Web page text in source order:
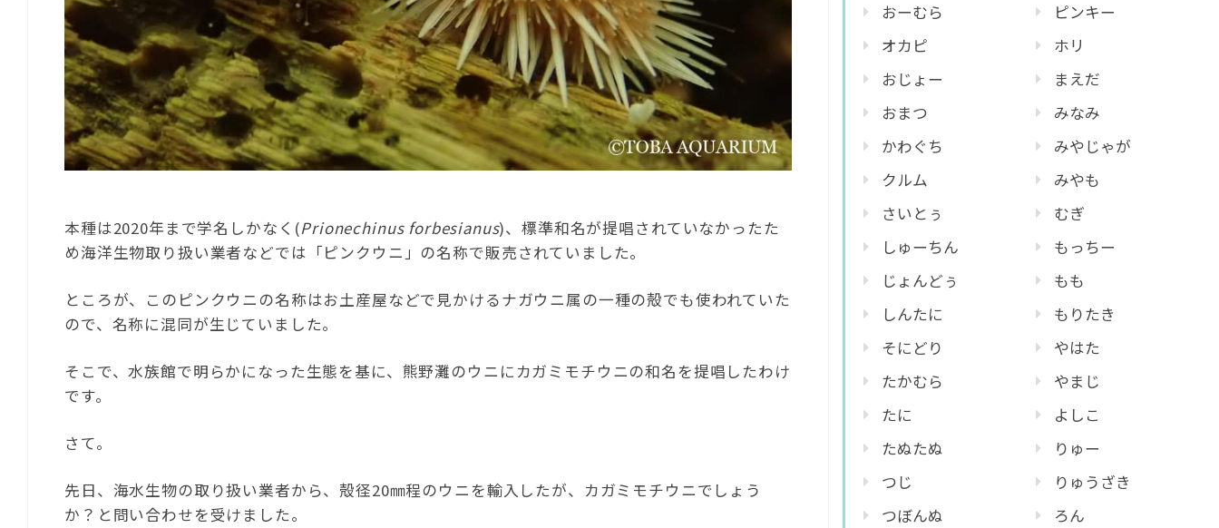
本種は2020年まで学名しかなく(Prionechinus forbesianus)、標準和名が提唱されていなかったた
め海洋生物取り扱い業者などでは「ピンクウニ」の名称で販売されていました。
ところが、このピンクウニの名称はお土産屋などで見かけるナガウニ属の一種の殻でも使われていた
ので、名称に混同が生じていました。
そこで、水族館で明らかになった生態を基に、熊野灘のウニにカガミモチウニの和名を提唱したわけ
です。
さて。
先日、海水生物の取り扱い業者から、殻径20㎜程のウニを輸入したが、カガミモチウニでしょう
か？と問い合わせを受けました。
おーむら
オカピ
おじょー
おまつ
かわぐち
クルム
さいとぅ
しゅーちん
じょんどぅ
しんたに
そにどり
たかむら
たに
たぬたぬ
つじ
つぼんぬ
ピンキー
ホリ
まえだ
みなみ
みやじゃが
みやも
むぎ
もっちー
もも
もりたき
やはた
やまじ
よしこ
りゅー
りゅうざき
ろん